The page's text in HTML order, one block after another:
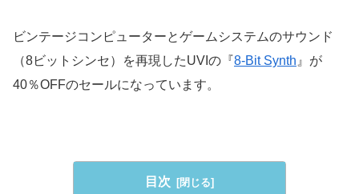
ビンテージコンピューターとゲームシステムのサウンド
（8ビットシンセ）を再現したUVIの『8-Bit Synth 』が
40％OFFのセールになっています。
目次